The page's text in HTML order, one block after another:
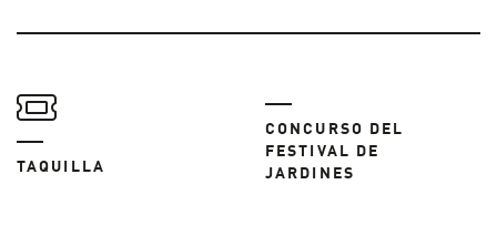
TAQUILLA
CONCURSO DEL
FESTIVAL DE
JARDINES